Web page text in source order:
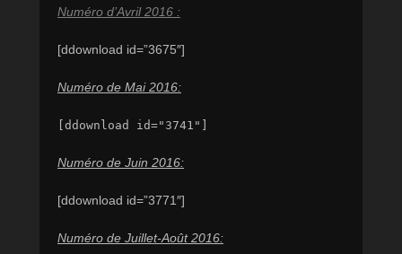
Numéro d’Avril 2016 :
[ddownload id=”3675″]
Numéro de Mai 2016:
[ddownload id="3741"]
Numéro de Juin 2016:
[ddownload id=”3771″]
Numéro de Juillet-Août 2016: